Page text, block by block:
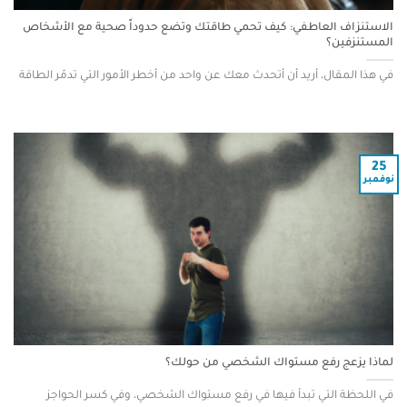
الاستنزاف العاطفي: كيف تحمي طاقتك وتضع حدوداً صحية مع الأشخاص
المستنزفين؟
في هذا المقال، أريد أن أتحدث معك عن واحد من أخطر الأمور التي تدمّر الطاقة
لماذا يزعج رفع مستواك الشخصي من حولك؟
في اللحظة التي تبدأ فيها في رفع مستواك الشخصي، وفي كسر الحواجز
25
نوفمبر